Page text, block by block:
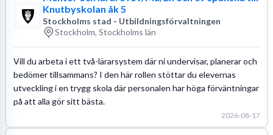
Knutbyskolan åk 5
Stockholms stad - Utbildningsförvaltningen
Stockholm, Stockholms län
Vill du arbeta i ett två-lärarsystem där ni undervisar, planerar och
bedömer tillsammans? I den här rollen stöttar du elevernas
utveckling i en trygg skola där personalen har höga förväntningar
på att alla gör sitt bästa.
2026-08-17